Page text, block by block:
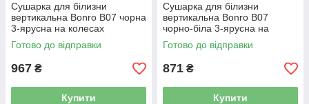
Сушарка для білизни
вертикальна Bonro B07 чорна
3-ярусна на колесах
складана 42400232
Готово до відправки
967 ₴
Купити
Сушарка для білизни
вертикальна Bonro B07
чорно-біла 3-ярусна на
колесах складана 42400233
Готово до відправки
871 ₴
Купити